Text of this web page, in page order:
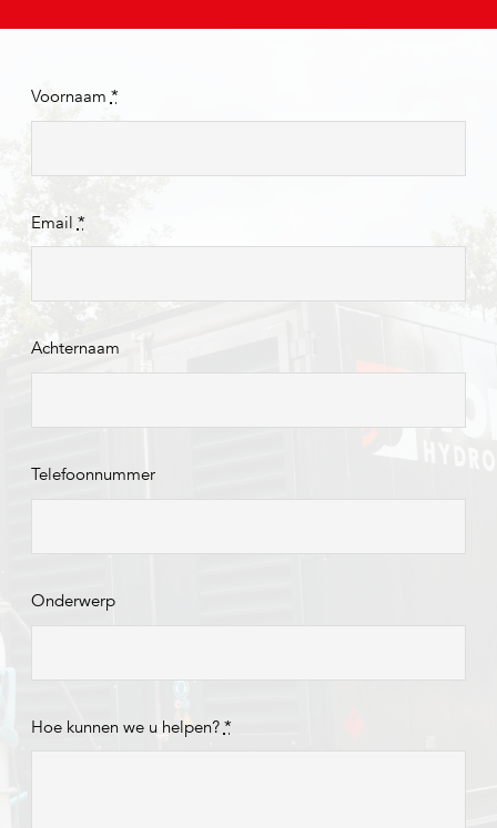
Voornaam *
Email *
Achternaam
Telefoonnummer
Onderwerp
Hoe kunnen we u helpen? *